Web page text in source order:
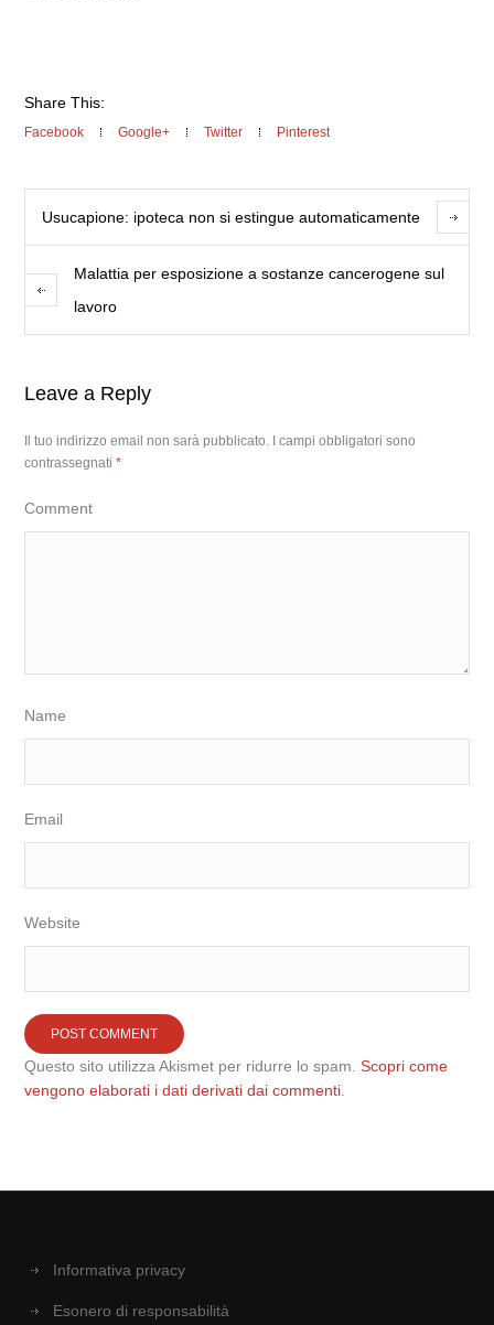
Share This:
Facebook Google+ Twitter Pinterest
Usucapione: ipoteca non si estingue automaticamente
Malattia per esposizione a sostanze cancerogene sul
lavoro
Leave a Reply
Il tuo indirizzo email non sarà pubblicato.
I campi obbligatori sono
contrassegnati*
Comment
Name
Email
Website
Questo sito utilizza Akismet per ridurre lo spam.Scopri come
vengono elaborati i dati derivati dai commenti
Informativa privacy
Esonero di responsabilità